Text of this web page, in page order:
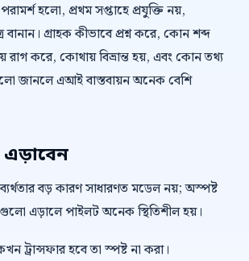
হলো, প্রথম সপ্তাহে প্রযুক্তি নয়,
গ্রাহক কীভাবে প্রশ্ন করে, কোন শব্দ
রাগ করে, কোথায় বিভ্রান্ত হয়, এবং কোন তথ্য
জানলে এআই বাস্তবায়ন অনেক বেশি
বড় কারণ সাধারণত মডেল নয়; অস্পষ্ট
এড়ালে পাইলট অনেক স্থিতিশীল হয়।
ট্রান্সফার হবে তা স্পষ্ট না করা।